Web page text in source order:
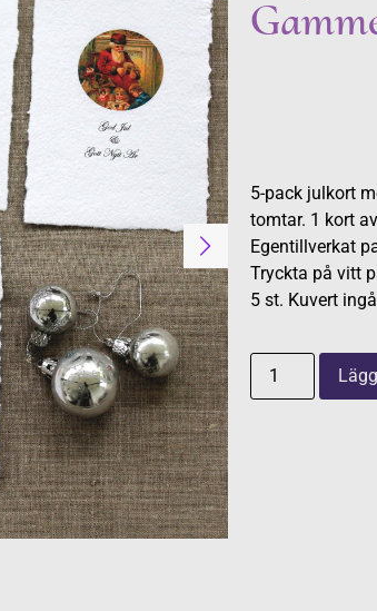
5-pack julkort
tomtar. 1 kort
Egentillverkat
Tryckta på vitt
5 st. Kuvert